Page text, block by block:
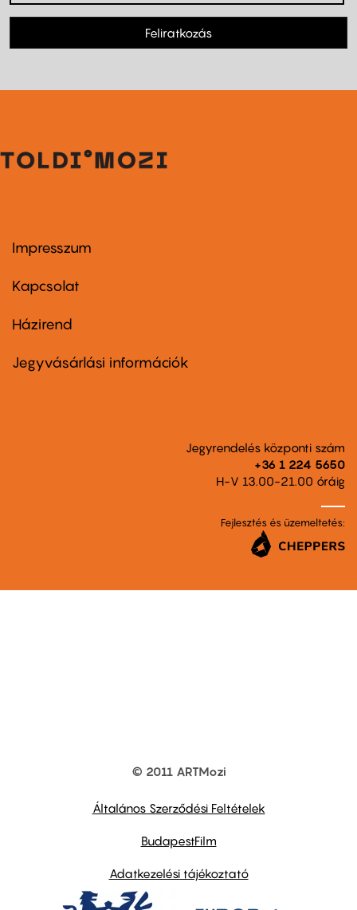
Feliratkozás
Footer
first
Impresszum
Kapcsolat
Footer
second
Házirend
Jegyvásárlási információk
Jegyrendelés központi szám
+36 1 224 5650
H-V 13.00-21.00 óráig
Fejlesztés és üzemeltetés:
© 2011 ARTMozi
Általános Szerződési Feltételek
BudapestFilm
Adatkezelési tájékoztató